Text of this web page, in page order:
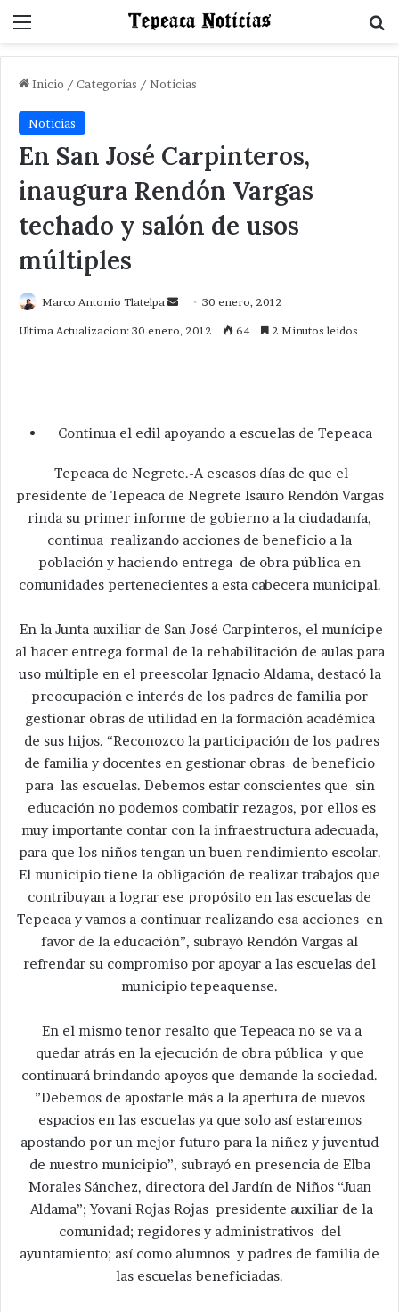
Menu
Inicio / Categorias / Noticias
Noticias
En San José Carpinteros,
inaugura Rendón Vargas
techado y salón de usos
múltiples
Marco Antonio Tlatelpa
Send30 enero, 2012
Ultima Actualizacion: 30 enero, 2012 64 2 Minutos leidos
Continua el edil apoyando a escuelas de Tepeaca
Tepeaca de Negrete.-A escasos días de que el
presidente de Tepeaca de Negrete Isauro Rendón Vargas
rinda su primer informe de gobierno a la ciudadanía,
continua realizando acciones de beneficio a la
población y haciendo entrega de obra pública en
comunidades pertenecientes a esta cabecera municipal.
En la Junta auxiliar de San José Carpinteros, el munícipe
al hacer entrega formal de la rehabilitación de aulas para
uso múltiple en el preescolar Ignacio Aldama, destacó la
preocupación e interés de los padres de familia por
gestionar obras de utilidad en la formación académica
de sus hijos. “Reconozco la participación de los padres
de familia y docentes en gestionar obras de beneficio
para las escuelas. Debemos estar conscientes que sin
educación no podemos combatir rezagos, por ellos es
muy importante contar con la infraestructura adecuada,
para que los niños tengan un buen rendimiento escolar.
El municipio tiene la obligación de realizar trabajos que
contribuyan a lograr ese propósito en las escuelas de
Tepeaca y vamos a continuar realizando esa acciones en
favor de la educación”, subrayó Rendón Vargas al
refrendar su compromiso por apoyar a las escuelas del
municipio tepeaquense.
En el mismo tenor resalto que Tepeaca no se va a
quedar atrás en la ejecución de obra pública y que
continuará brindando apoyos que demande la sociedad.
”Debemos de apostarle más a la apertura de nuevos
espacios en las escuelas ya que solo así estaremos
apostando por un mejor futuro para la niñez y juventud
de nuestro municipio”, subrayó en presencia de Elba
Morales Sánchez, directora del Jardín de Niños “Juan
Aldama”; Yovani Rojas Rojas presidente auxiliar de la
comunidad; regidores y administrativos del
ayuntamiento; así como alumnos y padres de familia de
las escuelas beneficiadas.